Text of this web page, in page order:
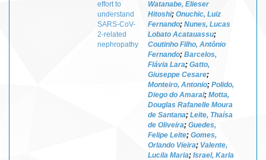
effort to
understand
SARS-CoV-
2-related
nephropathy
Watanabe, Elieser
Hitoshi; Onuchic, Luiz
Fernando; Nunes, Lucas
Lobato Acatauassu;
Coutinho Filho, Antônio
Fernando; Barcelos,
Flávia Lara; Gatto,
Giuseppe Cesare;
Monteiro, Antonio; Polido,
Diego do Amaral; Motta,
Douglas Rafanelle Moura
de Santana; Leite, Thaísa
de Oliveira; Guedes,
Felipe Leite; Gomes,
Orlando Vieira; Valente,
Lucila Maria; Israel, Karla